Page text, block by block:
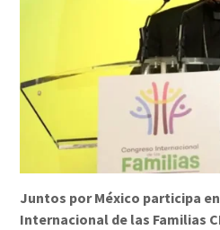
Juntos por México participa
Internacional de las Familias